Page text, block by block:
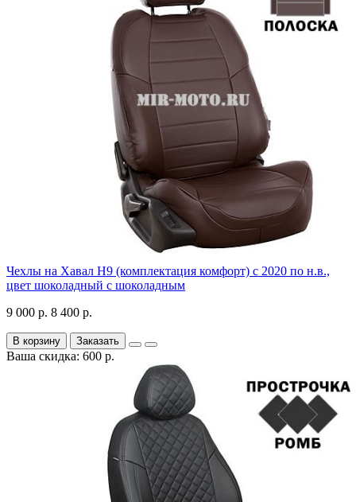
Чехлы на Хавал H9 (комплектация комфорт) с 2020 по н.в.,
цвет шоколадный с шоколадным
9 000 р. 8 400 р.
В корзину Заказать
Ваша скидка: 600 р.